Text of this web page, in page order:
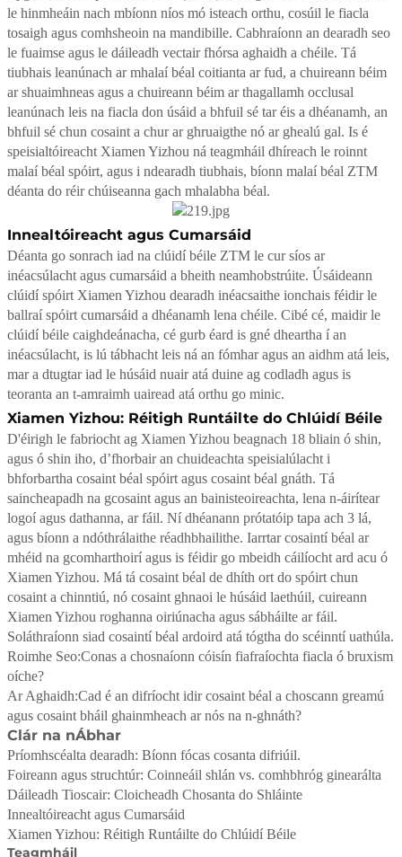
le hinmheáin nach mbíonn níos mó isteach orthu, cosúil le fiacla
tosaigh agus comhsheoin na mandibille. Cabhraíonn an dearadh seo
le fuaimse agus le dáileadh vectair fhórsa aghaidh a chéile. Tá
tiubhais leanúnach ar mhalaí béal coitianta ar fud, a chuireann béim
ar shuaimhneas agus a chuireann béim ar thagallamh occlusal
leanúnach leis na fiacla don úsáid a bhfuil sé tar éis a dhéanamh, an
bhfuil sé chun cosaint a chur ar ghruaigthe nó ar ghealú gal. Is é
speisialtóireacht Xiamen Yizhou ná teagmháil dhíreach le roinnt
malaí béal spóirt, agus i ndearadh tiubhais, bíonn malaí béal ZTM
déanta do réir chúiseanna gach mhalabha béal.
Innealtóireacht agus Cumarsáid
Déanta go sonrach iad na clúidí béile ZTM le cur síos ar
inéacsúlacht agus cumarsáid a bheith neamhobstrúite. Úsáideann
clúidí spóirt Xiamen Yizhou dearadh inéacsaithe ionchais féidir le
ballraí spóirt cumarsáid a dhéanamh lena chéile. Cibé cé, maidir le
clúidí béile caighdeánacha, cé gurb éard is gné dheartha í an
inéacsúlacht, is lú tábhacht leis ná an fómhar agus an aidhm atá leis,
mar a dtugtar iad le húsáid nuair atá duine ag codladh agus is
teoranta an t-amraimh uairead atá orthu go minic.
Xiamen Yizhou: Réitigh Runtáilte do Chlúidí Béile
D'éirigh le fabriocht ag Xiamen Yizhou beagnach 18 bliain ó shin,
agus ó shin iho, d’fhorbair an chuideachta speisialúlacht i
bhforbartha cosaint béal spóirt agus cosaint béal gnáth. Tá
saincheapadh na gcosaint agus an bainisteoireachta, lena n-áirítear
logoí agus dathanna, ar fáil. Ní dhéanann prótatóip tapa ach 3 lá,
agus bíonn a ndóthrálaithe réadhbhailithe. Iarrtar cosaintí béal ar
mhéid na gcomharthoirí agus is féidir go mbeidh cáilíocht ard acu ó
Xiamen Yizhou. Má tá cosaint béal de dhíth ort do spóirt chun
cosaint a chinntiú, nó cosaint ghnaoi le húsáid laethúil, cuireann
Xiamen Yizhou roghanna oiriúnacha agus sábháilte ar fáil.
Soláthraíonn siad cosaintí béal ardoird atá tógtha do scéinntí uathúla.
Roimhe Seo:Conas a chosnaíonn cóisín fiafraíochta fiacla ó bruxism
oíche?
Ar Aghaidh:Cad é an difríocht idir cosaint béal a choscann greamú
agus cosaint bháil ghainmheach ar nós na n-ghnáth?
Clár na nÁbhar
Príomhscéalta dearadh: Bíonn fócas cosanta difriúil.
Foireann agus struchtúr: Coinneáil shlán vs. comhbhróg ginearálta
Dáileadh Tioscair: Cloicheadh Chosanta do Shláinte
Innealtóireacht agus Cumarsáid
Xiamen Yizhou: Réitigh Runtáilte do Chlúidí Béile
Teagmháil